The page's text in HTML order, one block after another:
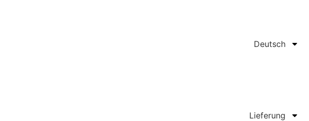
Deutsch
Lieferung